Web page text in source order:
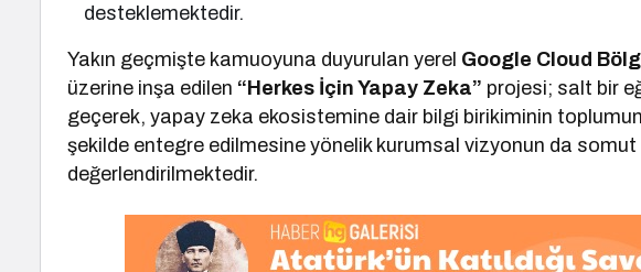
desteklemektedir.
Yakın geçmişte kamuoyuna duyurulan yerel Google Cloud
üzerine inşa edilen “Herkes İçin Yapay Zeka” projesi; salt bir
geçerek, yapay zeka ekosistemine dair bilgi birikiminin
şekilde entegre edilmesine yönelik kurumsal vizyonun da
değerlendirilmektedir.